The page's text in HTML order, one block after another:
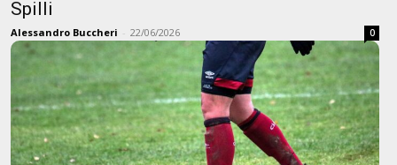
Spilli
Alessandro Buccheri - 22/06/2026 0